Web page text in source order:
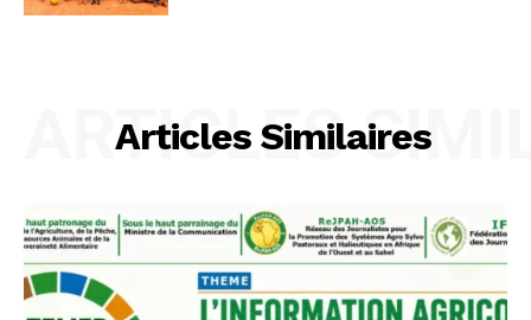
Articles Similaires
ARTICLES